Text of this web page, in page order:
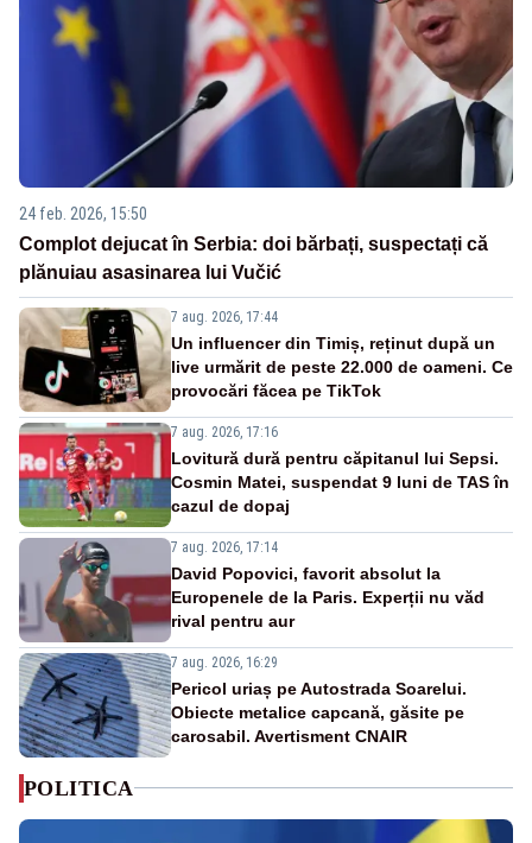
24 feb. 2026, 15:50
Complot dejucat în Serbia: doi bărbați, suspectați că
plănuiau asasinarea lui Vučić
7 aug. 2026, 17:44
Un influencer din Timiș, reținut după un
live urmărit de peste 22.000 de oameni. Ce
provocări făcea pe TikTok
7 aug. 2026, 17:16
Lovitură dură pentru căpitanul lui Sepsi.
Cosmin Matei, suspendat 9 luni de TAS în
cazul de dopaj
7 aug. 2026, 17:14
David Popovici, favorit absolut la
Europenele de la Paris. Experții nu văd
rival pentru aur
7 aug. 2026, 16:29
Pericol uriaș pe Autostrada Soarelui.
Obiecte metalice capcană, găsite pe
carosabil. Avertisment CNAIR
POLITICA